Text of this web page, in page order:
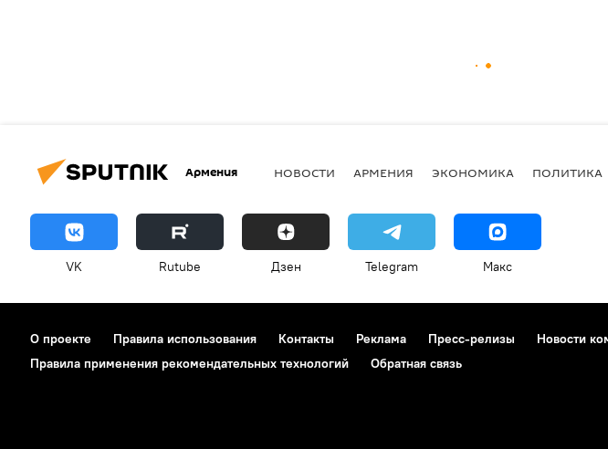
Армения НОВОСТИ АРМЕНИЯ ЭКОНОМИКА ПОЛИТИКА
VK Rutube Дзен Telegram Макс
О проекте Правила использования Контакты Реклама Пресс-релизы Новости
Правила применения рекомендательных технологий
Обратная связь